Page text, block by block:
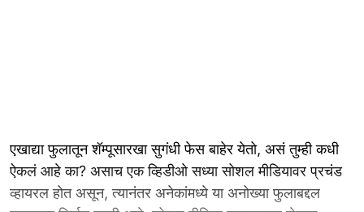
एखाद्या फुलातून शॅम्पूसारखा सुगंधी फेस बाहेर येतो, असं तुम्ही कधी
ऐकलं आहे का? असाच एक व्हिडीओ सध्या सोशल मीडियावर प्रचंड
व्हायरल होत असून, त्यानंतर अनेकांमध्ये या अनोख्या फुलाबद्दल